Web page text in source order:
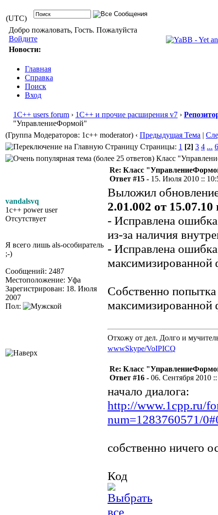
(UTC)
Добро пожаловать, Гость. Пожалуйста
Войдите
Новости:
Главная
Справка
Поиск
Вход
1С++ users forum › 1С++ и прочие расширения v7 ›
"УправлениеФормой"
(Группа Модераторов: 1c++ moderator) ‹ Предыдущая Тема |
Страницы: 1 [2] 3 4 ... 6
Класс
vandalsvq
1c++ power user
Отсутствует
Я всего лишь als-особиратель
;-)
Сообщений: 2487
Местоположение: Уфа
Зарегистрирован: 18. Июля
2007
Пол:
Re: Класс
Ответ #15 - 15. Июля 2010 ::
Выложил
2.01.002 от 15.07.10
- Исправлена
из-за наличия
- Исправлена
Собственно
Отхожу от дел. Долго и
wwwSkype/VoIPICQ
Re: Класс
Ответ #16 - 06. Сентября 2010
начало диалога:
http://www.1cpp.ru/
num=1283760571/
собственно ничего
Код